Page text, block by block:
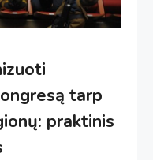
tarp
praktinis